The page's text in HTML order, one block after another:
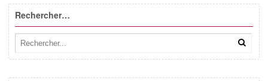
Rechercher…